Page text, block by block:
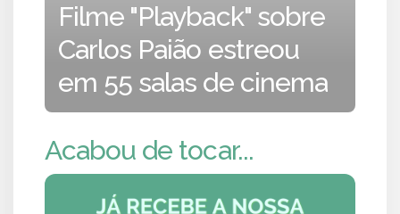
Filme "Playback" sobre
Carlos Paião estreou
em 55 salas de cinema
Acabou de tocar...